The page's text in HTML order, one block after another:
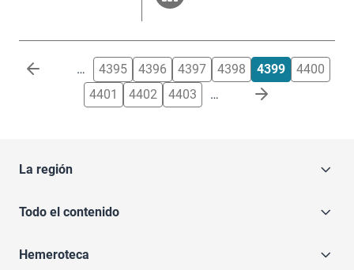
Paginación … 4395 4396 4397 4398 4399
4400
4401
4402 4403 …
La región
Todo el contenido
Hemeroteca